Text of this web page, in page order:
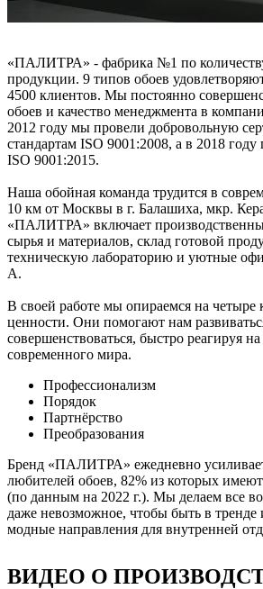
«ПАЛИТРА» - фабрика №1 по
продукции. 9 типов обоев
4500 клиентов. Мы постоянно
обоев и качество менеджмента в
2012 году мы провели добровольную
стандартам ISO 9001:2008, а в 2018
ISO 9001:2015.
Наша обойная команда трудится в
10 км от Москвы в г. Балашиха, мкр.
«ПАЛИТРА» включает
сырья и материалов, склад готовой
техническую лабораторию и уютные
А.
В своей работе мы опираемся на
ценности. Они помогают нам
совершенствоваться, быстро реагируя
современного мира.
Профессионализм
Порядок
Партнёрство
Преобразования
Бренд «ПАЛИТРА» ежедневно
любителей обоев, 82% из которых
(по данным на 2022 г.). Мы делаем все
даже невозможное, чтобы быть в тренде
модные направления для внутренней
ВИДЕО О